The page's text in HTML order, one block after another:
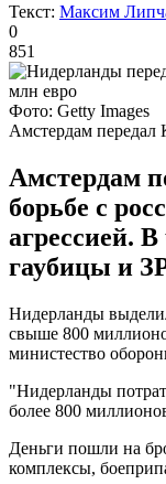
Текст: Максим
0
851
Фото: Getty Images
Амстердам передал
Амстердам
борьбе с
агрессией.
гаубицы и
Нидерланды
свыше 800
министество
"Нидерланды
более 800
Деньги пошли на
комплексы,